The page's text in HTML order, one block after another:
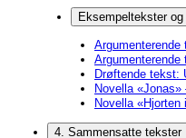
Eksempeltekster
Drøftende tekst:
Novella
Novella
4. Sammensatte tekster